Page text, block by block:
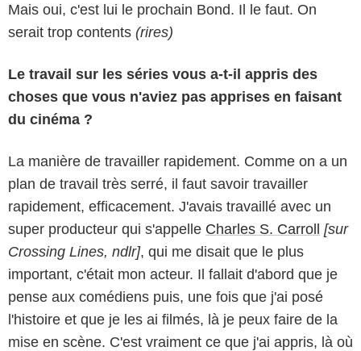
Mais oui, c'est lui le prochain Bond. Il le faut. On
serait trop contents (rires)
Le travail sur les séries vous a-t-il appris des
choses que vous n'aviez pas apprises en faisant
du cinéma ?
La manière de travailler rapidement. Comme on a un
plan de travail très serré, il faut savoir travailler
rapidement, efficacement. J'avais travaillé avec un
super producteur qui s'appelle Charles S. Carroll [sur
Crossing Lines, ndlr], qui me disait que le plus
important, c'était mon acteur. Il fallait d'abord que je
pense aux comédiens puis, une fois que j'ai posé
l'histoire et que je les ai filmés, là je peux faire de la
mise en scène. C'est vraiment ce que j'ai appris, là où